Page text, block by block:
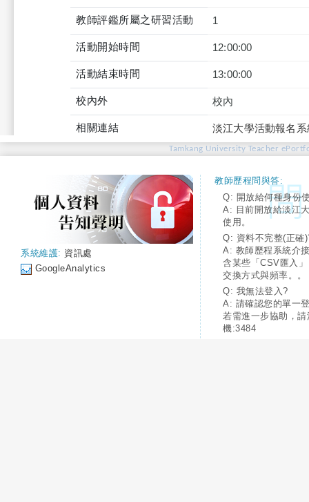
教師評鑑所屬之研習活動 1
活動開始時間 12:00:00
活動結束時間 13:00:00
校內外 校內
相關連結 淡江大學活動報名
Tamkang University Teacher
系統維護: 資訊處
GoogleAnalytics
教師歷程問與答:
Q: 開放給何種身份
A: 目前開放給淡江
使用。
Q: 資料不完整(正確
A: 教師歷程系統介
含某些「CSV匯入
交換方式與頻率。。
Q: 我無法登入?
A: 請確認您的單一
若需進一步協助，
機:3484